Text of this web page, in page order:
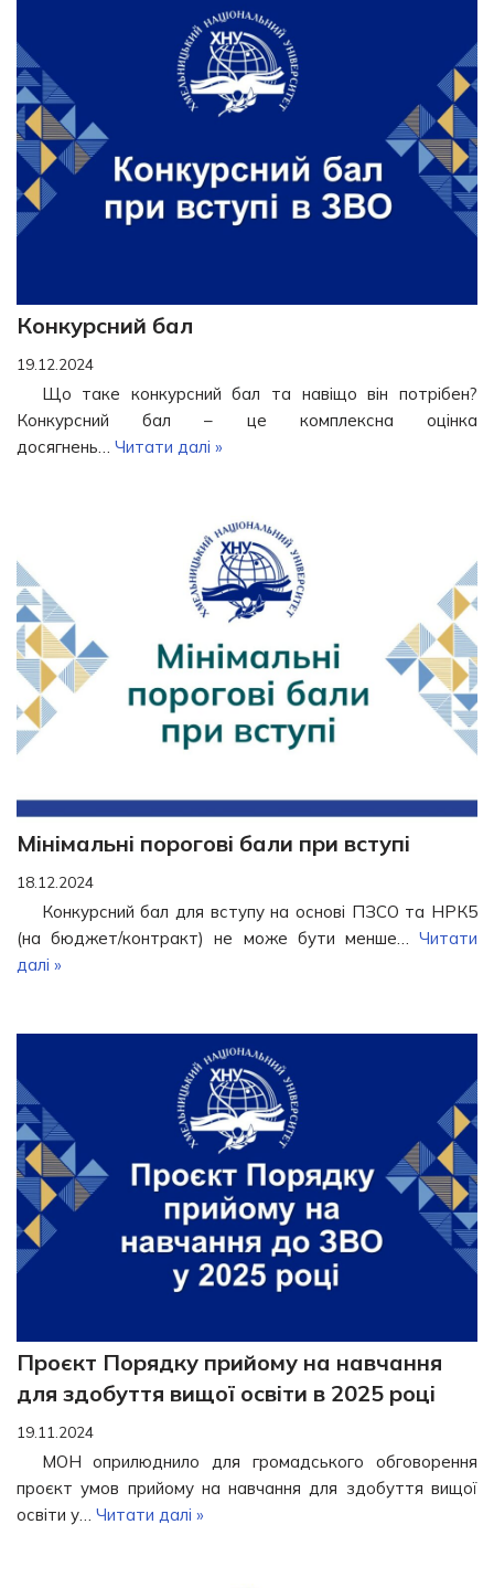
Конкурсний бал
19.12.2024
Що таке конкурсний бал та навіщо він потрібен?
Конкурсний бал – це комплексна оцінка
досягнень… Читати далі »
Мінімальні порогові бали при вступі
18.12.2024
Конкурсний бал для вступу на основі ПЗСО та НРК5
(на бюджет/контракт) не може бути менше… Читати
далі »
Проєкт Порядку прийому на навчання
для здобуття вищої освіти в 2025 році
19.11.2024
МОН оприлюднило для громадського обговорення
проєкт умов прийому на навчання для здобуття вищої
освіти у… Читати далі »